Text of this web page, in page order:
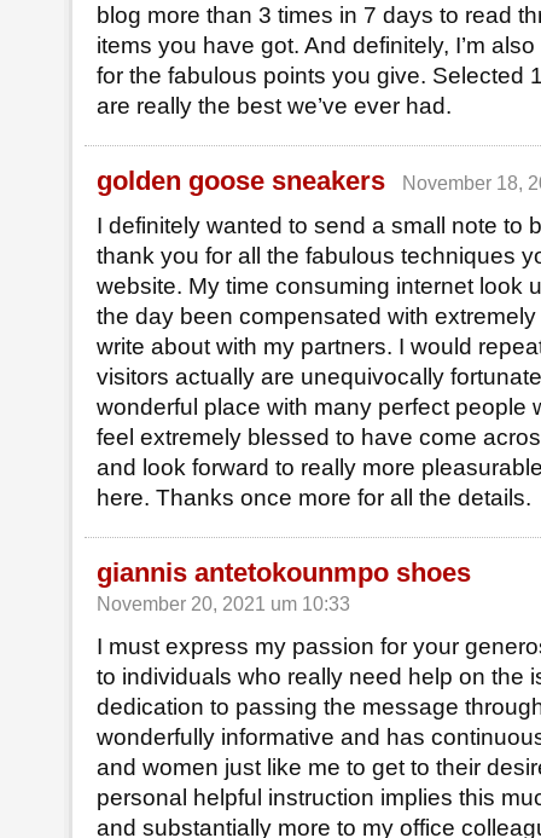
blog more than 3 times in 7 days to read
items you have got. And definitely, I’m
for the fabulous points you give. Selected
are really the best we’ve ever had.
golden goose sneakers November 18,
I definitely wanted to send a small note to
thank you for all the fabulous techniques
website. My time consuming internet look
the day been compensated with
write about with my partners. I would
visitors actually are unequivocally
wonderful place with many perfect people
feel extremely blessed to have come
and look forward to really more
here. Thanks once more for all the details.
giannis antetokounmpo shoes
November 20, 2021 um 10:33
I must express my passion for your
to individuals who really need help on the
dedication to passing the message
wonderfully informative and has
and women just like me to get to their
personal helpful instruction implies this
and substantially more to my office